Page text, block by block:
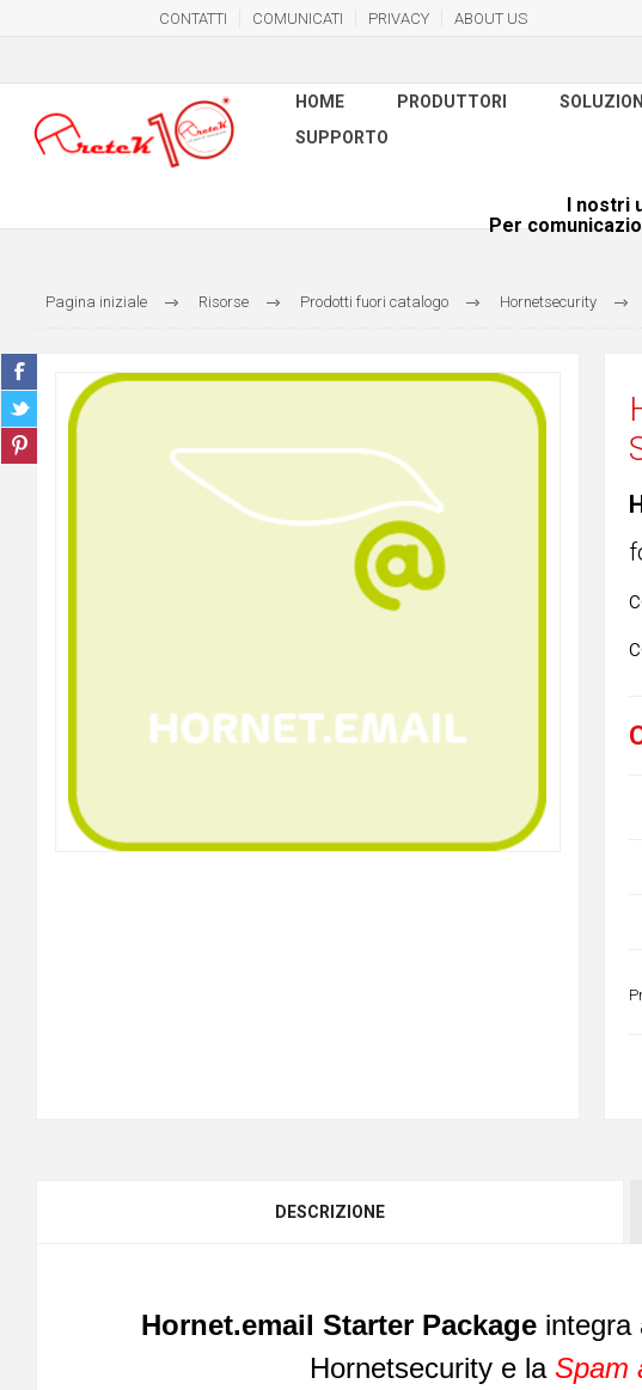
CONTATTI COMUNICATI PRIVACY ABOUT US
HOME PRODUTTORI SOLUZIONI
SUPPORTO
I nostri
Per
Pagina iniziale Risorse Prodotti fuori catalogo Hornetsecurity
DESCRIZIONE
Hornet.email Starter Packageintegra
Hornetsecurity e laSpam